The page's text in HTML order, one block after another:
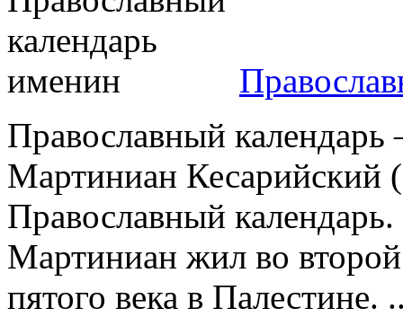
Православный
Мартиниан
Православный
Мартиниан жил во второй
пятого века в Палестине.